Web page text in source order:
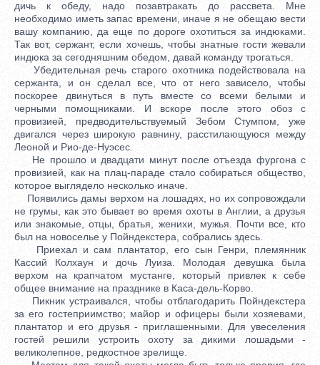
дичь к обеду, надо позавтракать до рассвета. Мне
необходимо иметь запас времени, иначе я не обещаю вести
вашу компанию, да еще по дороге охотиться за индюками.
Так вот, сержант, если хочешь, чтобы знатные гости жевали
индюка за сегодняшним обедом, давай команду трогаться.
Убедительная речь старого охотника подействовала на
сержанта, и он сделал все, что от него зависело, чтобы
поскорее двинуться в путь вместе со всеми белыми и
черными помощниками. И вскоре после этого обоз с
провизией, предводительствуемый Зебом Стумпом, уже
двигался через широкую равнину, расстилающуюся между
Леоной и Рио-де-Нуэсес.
Не прошло и двадцати минут после отъезда фургона с
провизией, как на плац-параде стало собираться общество,
которое выглядело несколько иначе.
Появились дамы верхом на лошадях, но их сопровождали
не грумы, как это бывает во время охоты в Англии, а друзья
или знакомые, отцы, братья, женихи, мужья. Почти все, кто
был на новоселье у Пойндекстера, собрались здесь.
Приехал и сам плантатор, его сын Генри, племянник
Кассий Колхаун и дочь Луиза. Молодая девушка была
верхом на крапчатом мустанге, который привлек к себе
общее внимание на празднике в Каса-дель-Корво.
Пикник устраивался, чтобы отблагодарить Пойндекстера
за его гостеприимство; майор и офицеры были хозяевами,
плантатор и его друзья - приглашенными. Для увеселения
гостей решили устроить охоту за дикими лошадьми -
великолепное, редкостное зрелище.